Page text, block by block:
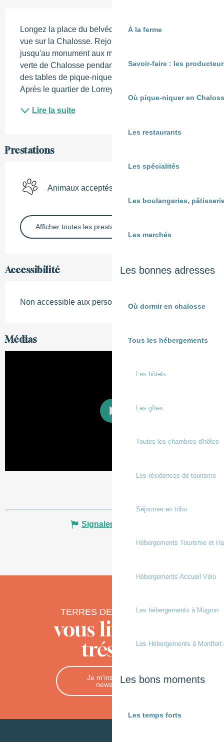
À la ferme
Savoir-faire : les
Où pique-niquer en
Les restaurants
Les spécialités
Les boulangeries,
Les marchés
Les bonnes adresses
Où dormir en chalosse
Tous les hébergements
Les hôtels
Les gîtes
Toutes les chambres d'hôtes
Les résidences de tourisme
Séjourner en tribu
Hébergements Tourisme et
Hébergements Accueil Vélo
Les hébergements à Mugron
Les Hébergements à
Les bons moments
Les temps forts
Longez la place du belvédère et admirez le point de
vue sur la Chalosse. Rejoignez l'avenue de la gare
jusqu'au monument aux morts pour rattraper la voie
verte de Chalosse pendant 1,6 km. Vous trouverez
des tables de pique-nique à l'ombre des arbres.
Après le quartier de Lorreyte, le chemin enherbé...
Lire la suite
Prestations
Animaux acceptés
Afficher toutes les prestations
Accessibilité
Non accessible aux personnes à mobilité réduite
Médias
Signaler une erreur
TERRES DE CHALOSSE
vous livre ses
trésors
Je m'inscris à la
newsletter